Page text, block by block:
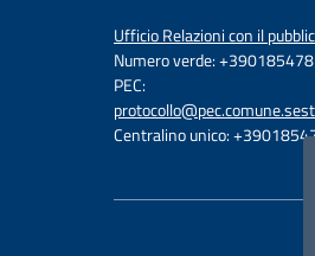
Ufficio Relazioni con il
Numero verde:
PEC:
Centralino unico: